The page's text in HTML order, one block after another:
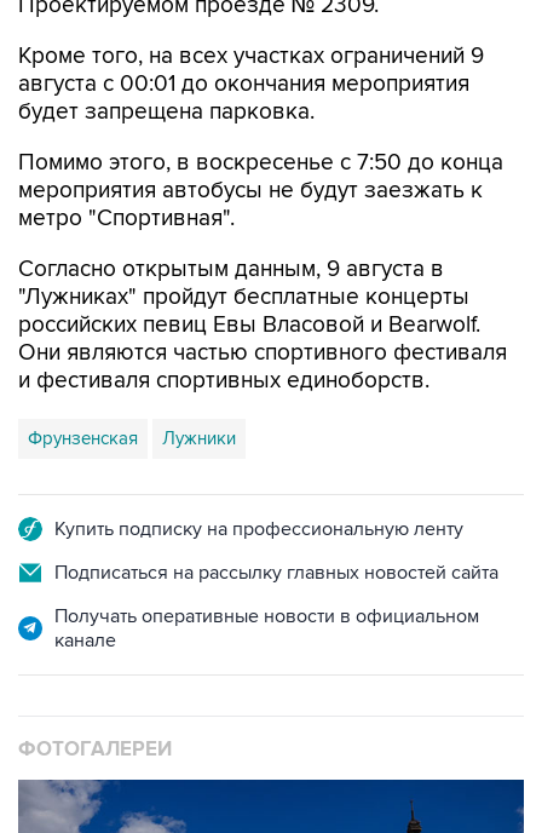
Кроме того, на всех участках ограничений 9
августа с 00:01 до окончания мероприятия
будет запрещена парковка.
Помимо этого, в воскресенье с 7:50 до конца
мероприятия автобусы не будут заезжать к
метро "Спортивная".
Согласно открытым данным, 9 августа в
"Лужниках" пройдут бесплатные концерты
российских певиц Евы Власовой и Bearwolf.
Они являются частью спортивного фестиваля
и фестиваля спортивных единоборств.
Фрунзенская Лужники
Купить подписку на профессиональную ленту
Подписаться на рассылку главных новостей сайта
Получать оперативные новости в официальном
канале
ФОТОГАЛЕРЕИ